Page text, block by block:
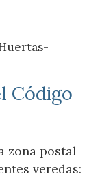
Código
zona postal
veredas: